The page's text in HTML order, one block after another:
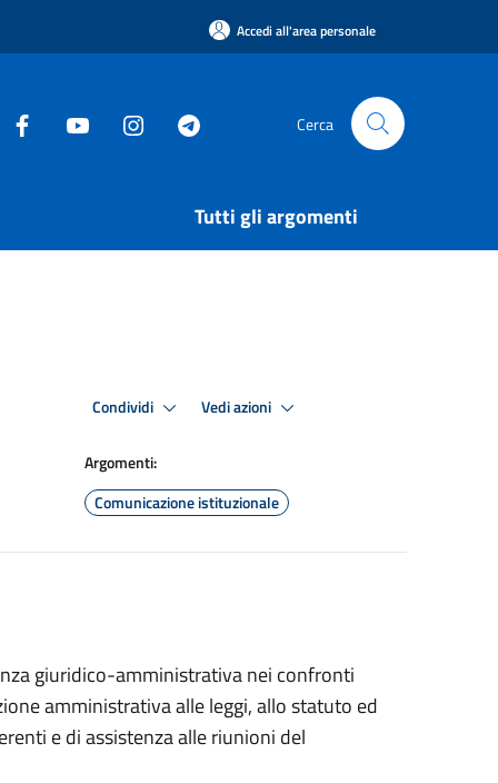
Accedi all'area personale
Cerca
Tutti gli argomenti
Condividi Vedi azioni
Argomenti:
Comunicazione istituzionale
giuridico-amministrativa nei confronti
amministrativa alle leggi, allo statuto ed
e di assistenza alle riunioni del